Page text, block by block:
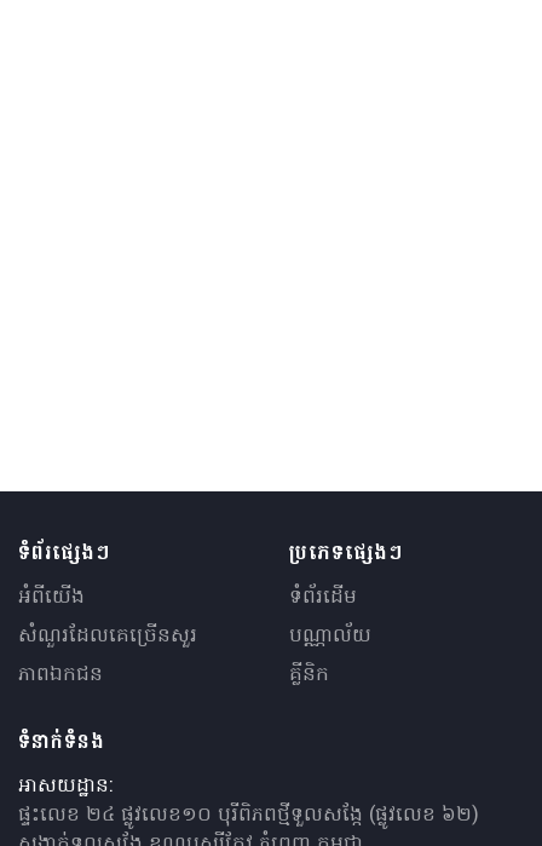
ទំព័រផ្សេងៗ
អំពីយើង
សំណួរ​ដែលគេ​ច្រើន​សួរ
ភាពឯកជន
ប្រភេទផ្សេងៗ
ទំព័រដើម
បណ្ណាល័យ
គ្លីនិក
ទំនាក់ទំនង
អាសយដ្ឋាន:
ផ្ទះលេខ ២៤ ផ្លូវលេខ១០ បុរីពិភពថ្មីទួលសង្កែ (ផ្លូវលេខ ៦២)